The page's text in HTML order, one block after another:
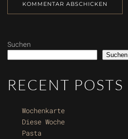
KOMMENTAR ABSCHICKEN
Suchen
Suchen
RECENT POSTS
Wochenkarte
Diese Woche
Pasta